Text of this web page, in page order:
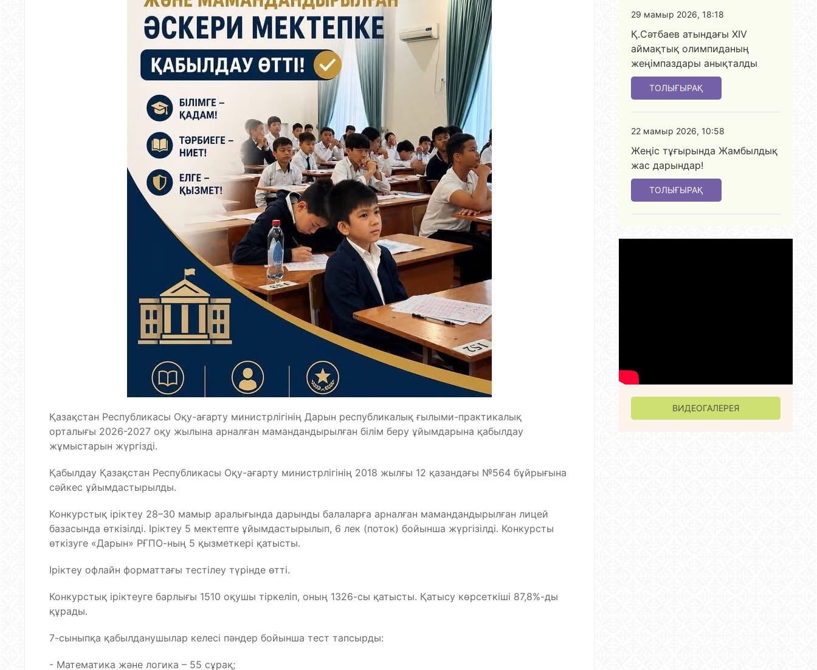
Қазақстан Республикасы Оқу-ағарту министрлігінің Дарын республикалық ғылыми-практикалық
орталығы 2026-2027 оқу жылына арналған мамандандырылған білім беру ұйымдарына қабылдау
жұмыстарын жүргізді.
Қабылдау Қазақстан Республикасы Оқу-ағарту министрлігінің 2018 жылғы 12 қазандағы №564 бұйрығына
сәйкес ұйымдастырылды.
Конкурстық іріктеу 28–30 мамыр аралығында дарынды балаларға арналған мамандандырылған лицей
базасында өткізілді. Іріктеу 5 мектепте ұйымдастырылып, 6 лек (поток) бойынша жүргізілді. Конкурсты
өткізуге «Дарын» РҒПО-ның 5 қызметкері қатысты.
Іріктеу офлайн форматтағы тестілеу түрінде өтті.
Конкурстық іріктеуге барлығы 1510 оқушы тіркеліп, оның 1326-сы қатысты. Қатысу көрсеткіші 87,8%-ды
құрады.
7-сыныпқа қабылданушылар келесі пәндер бойынша тест тапсырды:
- Математика және логика – 55 сұрақ;
29 мамыр 2026, 18:18
Қ.Сәтбаев атындағы XIV
аймақтық олимпиданың
жеңімпаздары анықталды
ТОЛЫҒЫРАҚ
22 мамыр 2026, 10:58
Жеңіс тұғырында Жамбылдық
жас дарындар!
ТОЛЫҒЫРАҚ
ВИДЕОГАЛЕРЕЯ